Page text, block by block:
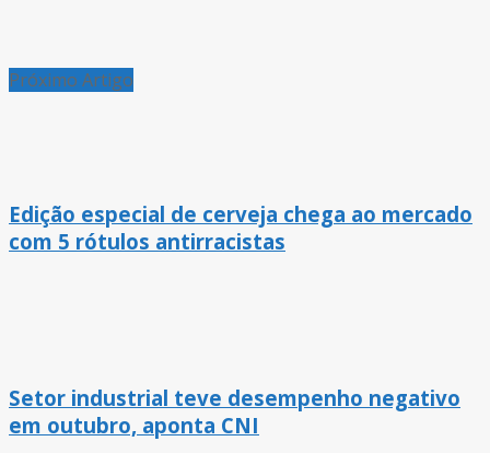
Próximo Artigo
Edição especial de cerveja chega ao mercado
com 5 rótulos antirracistas
Setor industrial teve desempenho negativo
em outubro, aponta CNI